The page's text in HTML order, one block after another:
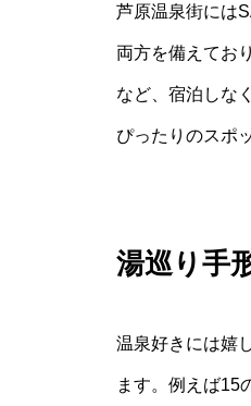
芦原温泉街には
両方を備えてお
など、宿泊しな
ぴったりのスポ
湯巡り手
温泉好きには嬉
ます。例えば15